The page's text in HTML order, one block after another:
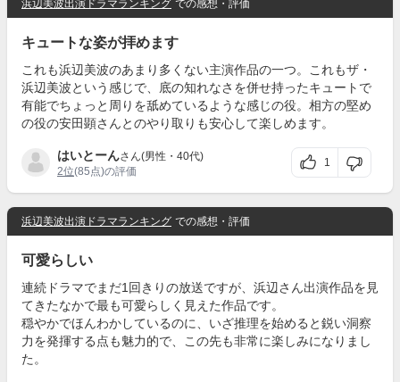
浜辺美波出演ドラマランキング での感想・評価
キュートな姿が拝めます
これも浜辺美波のあまり多くない主演作品の一つ。これもザ・
浜辺美波という感じで、底の知れなさを併せ持ったキュートで
有能でちょっと周りを舐めているような感じの役。相方の堅め
の役の安田顕さんとのやり取りも安心して楽しめます。
はいとーんさん(男性・40代)
2位(85点)の評価
1
浜辺美波出演ドラマランキング での感想・評価
可愛らしい
連続ドラマでまだ1回きりの放送ですが、浜辺さん出演作品を見
てきたなかで最も可愛らしく見えた作品です。
穏やかでほんわかしているのに、いざ推理を始めると鋭い洞察
力を発揮する点も魅力的で、この先も非常に楽しみになりまし
た。